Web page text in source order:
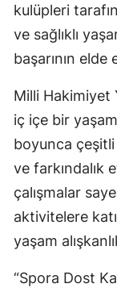
kulüpleri
ve sağlıklı
başarının
Milli Hakimiyet
iç içe bir
boyunca
ve farkındalık
çalışmalar
aktivitelere
yaşam
“Spora Dost